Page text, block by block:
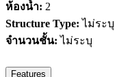
ห้องน้ำ: 2
Structure Type: ไม่ระบุ
จำนวนชั้น: ไม่ระบุ
Features